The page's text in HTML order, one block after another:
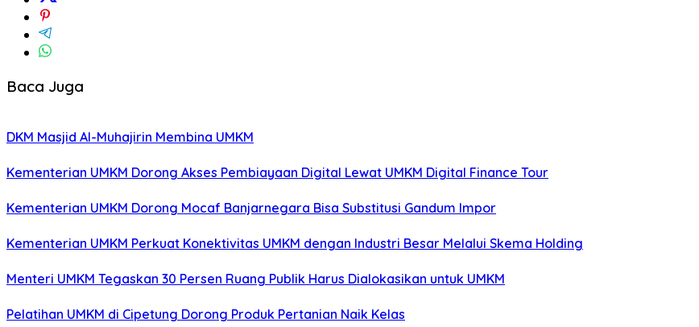
Baca Juga
DKM Masjid Al-Muhajirin Membina UMKM
Kementerian UMKM Dorong Akses Pembiayaan Digital Lewat UMKM Digital Finance Tour
Kementerian UMKM Dorong Mocaf Banjarnegara Bisa Substitusi Gandum Impor
Kementerian UMKM Perkuat Konektivitas UMKM dengan Industri Besar Melalui Skema Holding
Menteri UMKM Tegaskan 30 Persen Ruang Publik Harus Dialokasikan untuk UMKM
Pelatihan UMKM di Cipetung Dorong Produk Pertanian Naik Kelas